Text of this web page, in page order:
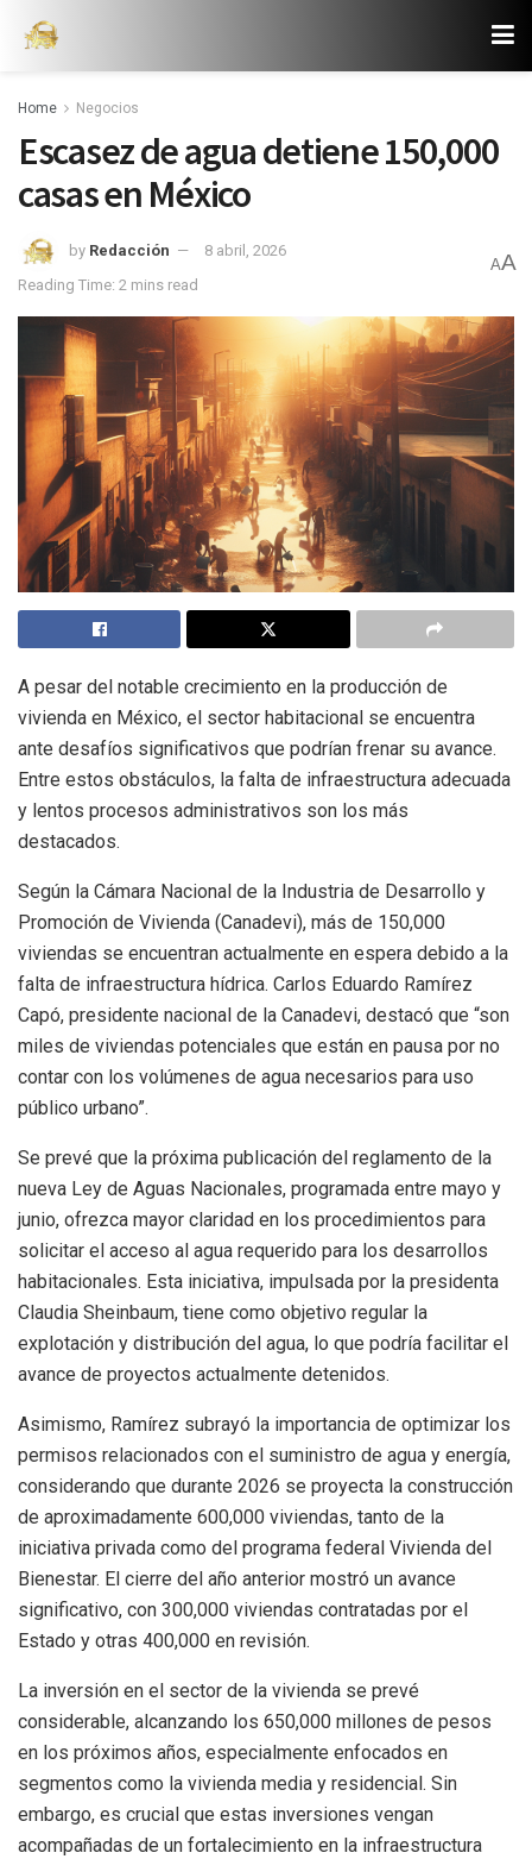
Home Negocios
Escasez de agua detiene 150,000
casas en México
by Redacción
8 abril, 2026
Reading Time: 2 mins read
AA
A pesar del notable crecimiento en la producción de
vivienda en México, el sector habitacional se encuentra
ante desafíos significativos que podrían frenar su avance.
Entre estos obstáculos, la falta de infraestructura adecuada
y lentos procesos administrativos son los más
destacados.
Según la Cámara Nacional de la Industria de Desarrollo y
Promoción de Vivienda (Canadevi), más de 150,000
viviendas se encuentran actualmente en espera debido a la
falta de infraestructura hídrica. Carlos Eduardo Ramírez
Capó, presidente nacional de la Canadevi, destacó que “son
miles de viviendas potenciales que están en pausa por no
contar con los volúmenes de agua necesarios para uso
público urbano”.
Se prevé que la próxima publicación del reglamento de la
nueva Ley de Aguas Nacionales, programada entre mayo y
junio, ofrezca mayor claridad en los procedimientos para
solicitar el acceso al agua requerido para los desarrollos
habitacionales. Esta iniciativa, impulsada por la presidenta
Claudia Sheinbaum, tiene como objetivo regular la
explotación y distribución del agua, lo que podría facilitar el
avance de proyectos actualmente detenidos.
Asimismo, Ramírez subrayó la importancia de optimizar los
permisos relacionados con el suministro de agua y energía,
considerando que durante 2026 se proyecta la construcción
de aproximadamente 600,000 viviendas, tanto de la
iniciativa privada como del programa federal Vivienda del
Bienestar. El cierre del año anterior mostró un avance
significativo, con 300,000 viviendas contratadas por el
Estado y otras 400,000 en revisión.
La inversión en el sector de la vivienda se prevé
considerable, alcanzando los 650,000 millones de pesos
en los próximos años, especialmente enfocados en
segmentos como la vivienda media y residencial. Sin
embargo, es crucial que estas inversiones vengan
acompañadas de un fortalecimiento en la infraestructura